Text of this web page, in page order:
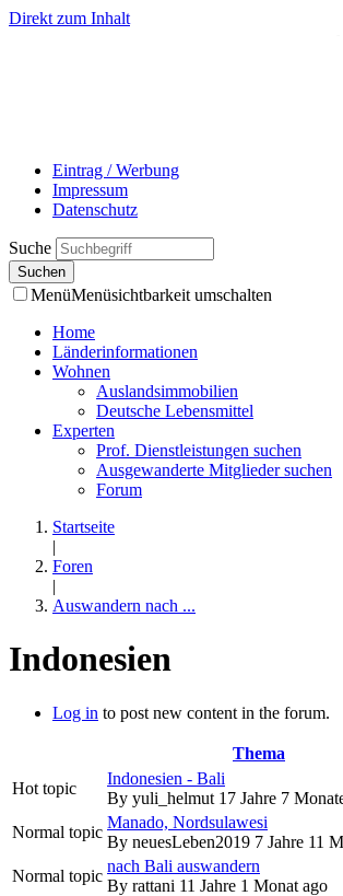
Direkt zum Inhalt
Eintrag / Werbung
Impressum
Datenschutz
Suche
MenüMenüsichtbarkeit umschalten
Home
Länderinformationen
Wohnen
Auslandsimmobilien
Deutsche Lebensmittel
Experten
Prof. Dienstleistungen suchen
Ausgewanderte Mitglieder suchen
Forum
Startseite
|
Foren
|
Auswandern nach ...
Indonesien
Log in to post new content in the forum.
Thema
Hot topic
Indonesien - Bali
By yuli_helmut 17 Jahre 7
Normal topic
Manado, Nordsulawesi
By neuesLeben2019 7 Jahre 11
Normal topic
nach Bali auswandern
By rattani 11 Jahre 1 Monat ago